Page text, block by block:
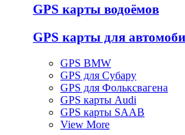
GPS карты водоёмов
GPS карты для
GPS BMW
GPS для Субару
GPS для Фольксвагена
GPS карты Audi
GPS карты SAAB
View More